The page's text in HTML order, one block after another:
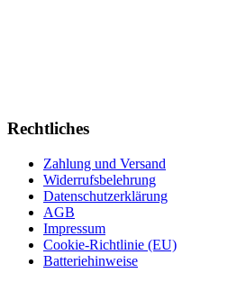
Rechtliches
Zahlung und Versand
Widerrufsbelehrung
Datenschutzerklärung
AGB
Impressum
Cookie-Richtlinie (EU)
Batteriehinweise